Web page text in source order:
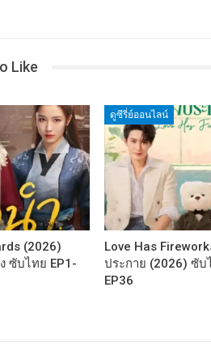
Like
(2026)
ซับไทย EP1-
ดูซีรี่ย์ออนไลน์
Love Has
ประกาย (2026) ซับ
EP36